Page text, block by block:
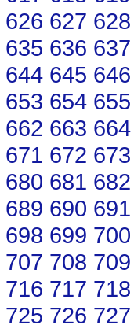
626 627 628
635 636 637
644 645 646
653 654 655
662 663 664
671 672 673
680 681 682
689 690 691
698 699 700
707 708 709
716 717 718
725 726 727